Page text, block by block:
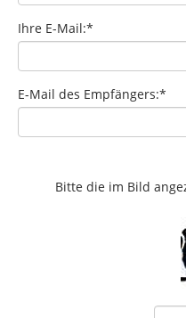
Ihre E-Mail:*
E-Mail des Empfängers:*
Bitte die im Bild